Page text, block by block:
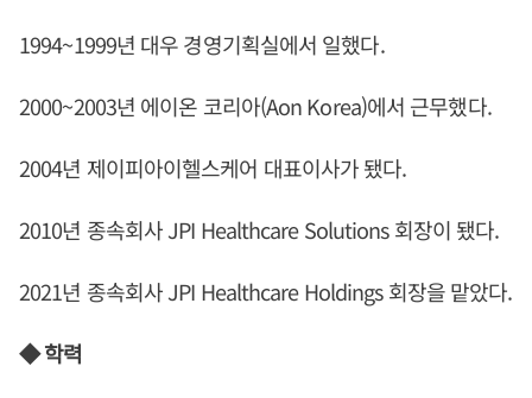
1994~1999년 대우 경영기획실에서 일했다.
2000~2003년 에이온 코리아(Aon Korea)에서 근무했다.
2004년 제이피아이헬스케어 대표이사가 됐다.
2010년 종속회사 JPI Healthcare Solutions 회장이 됐다.
2021년 종속회사 JPI Healthcare Holdings 회장을 맡았다.
◆ 학력